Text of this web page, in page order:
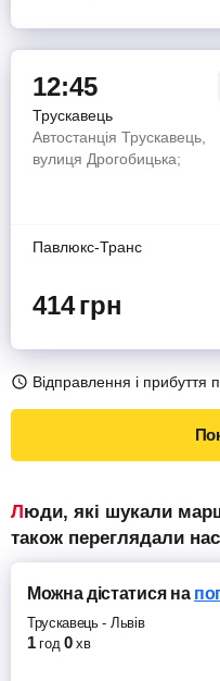
12:45
Трускавець
Автостанція Трускавець,
вулиця Дрогобицька;
Павлюкс-Транс
414грн
Відправлення і прибуття
Люди, які шукали маршрутки Трускавець – Львів,
також переглядали
Можна дістатисяна
Трускавець- Львів
1 год 0 хв